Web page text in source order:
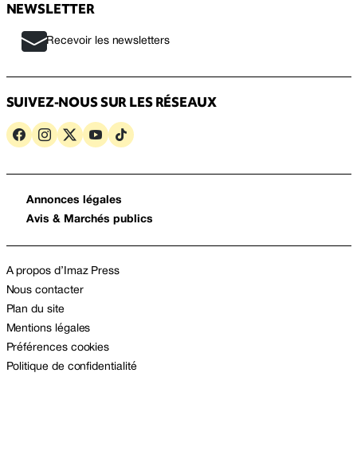
NEWSLETTER
Recevoir les newsletters
SUIVEZ-NOUS SUR LES RÉSEAUX
Annonces légales
Avis & Marchés publics
A propos d’Imaz Press
Nous contacter
Plan du site
Mentions légales
Préférences cookies
Politique de confidentialité